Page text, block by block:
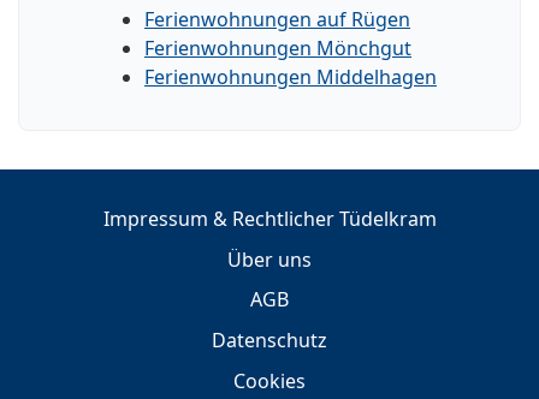
Ferienwohnungen auf Rügen
Ferienwohnungen Mönchgut
Ferienwohnungen Middelhagen
Impressum & Rechtlicher Tüdelkram
Über uns
AGB
Datenschutz
Cookies